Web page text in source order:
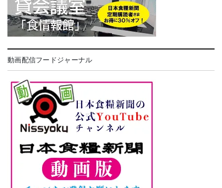
動画配信フードジャーナル